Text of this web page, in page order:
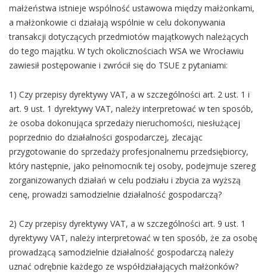
małżeństwa istnieje wspólność ustawowa między małżonkami,
a małżonkowie ci działają wspólnie w celu dokonywania
transakcji dotyczących przedmiotów majątkowych należących
do tego majątku. W tych okolicznościach WSA we Wrocławiu
zawiesił postępowanie i zwrócił się do TSUE z pytaniami:
1) Czy przepisy dyrektywy VAT, a w szczególności art. 2 ust. 1 i
art. 9 ust. 1 dyrektywy VAT, należy interpretować w ten sposób,
że osoba dokonująca sprzedaży nieruchomości, niesłużącej
poprzednio do działalności gospodarczej, zlecając
przygotowanie do sprzedaży profesjonalnemu przedsiębiorcy,
który następnie, jako pełnomocnik tej osoby, podejmuje szereg
zorganizowanych działań w celu podziału i zbycia za wyższą
cenę, prowadzi samodzielnie działalność gospodarczą?
2) Czy przepisy dyrektywy VAT, a w szczególności art. 9 ust. 1
dyrektywy VAT, należy interpretować w ten sposób, że za osobę
prowadzącą samodzielnie działalność gospodarczą należy
uznać odrębnie każdego ze współdziałających małżonków?